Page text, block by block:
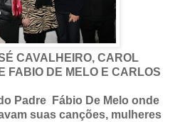
CAVALHEIRO, CAROL
FABIO DE MELO E CARLOS
Padre Fábio De Melo onde
suas canções, mulheres